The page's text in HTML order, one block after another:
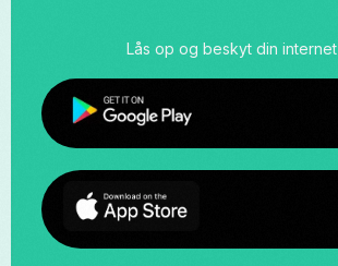
Lås op og beskyt din internet